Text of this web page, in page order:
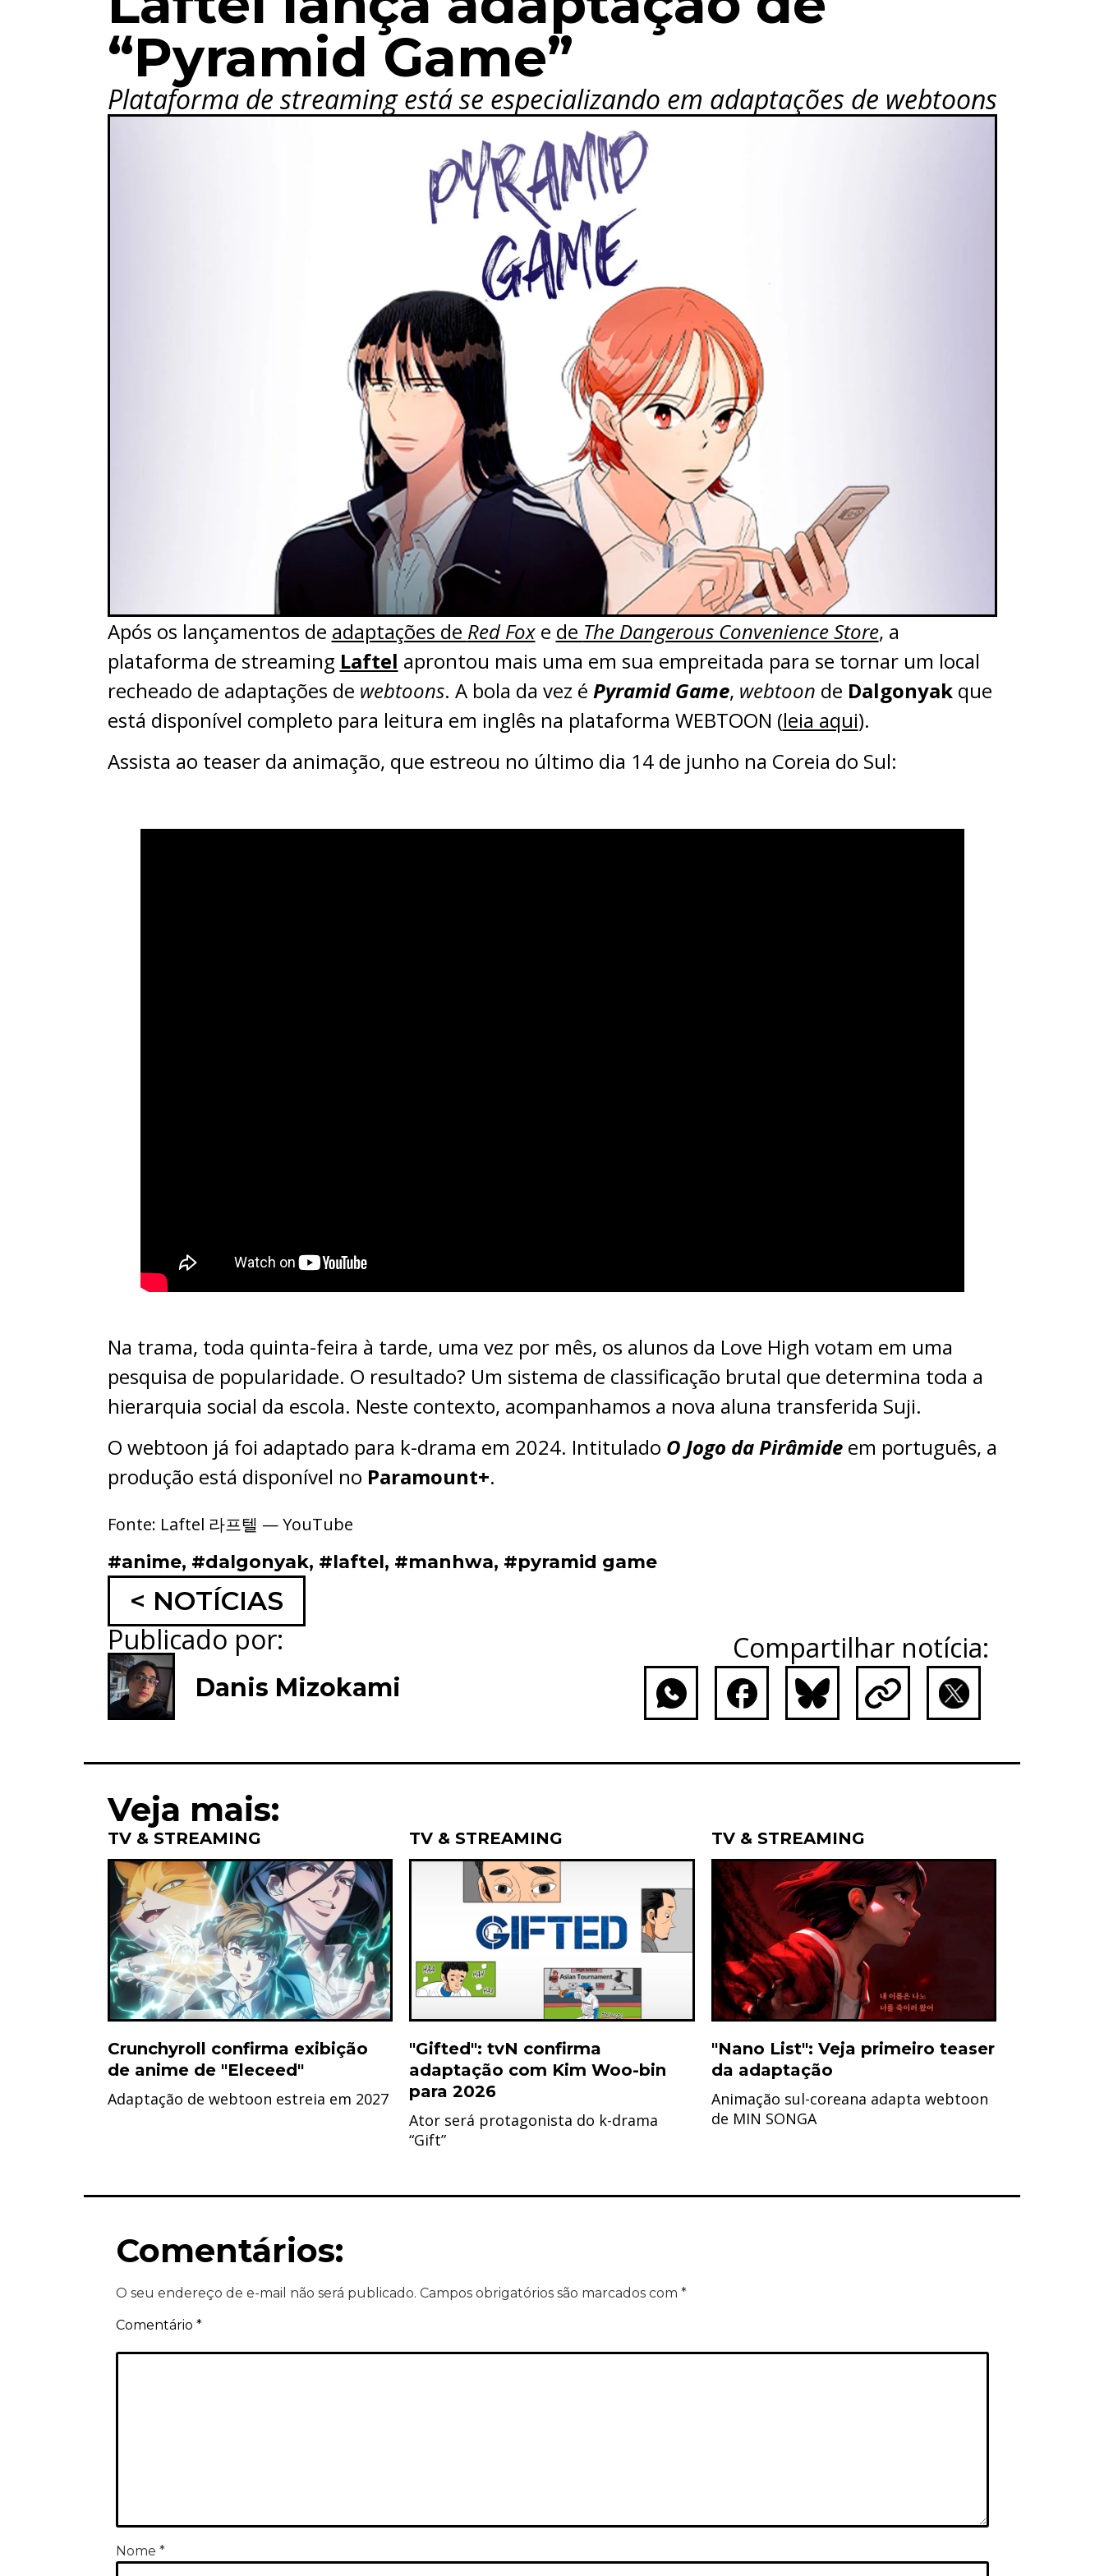
“Pyramid Game”
Plataforma de streaming está se especializando em adaptações de webtoons
Após os lançamentos de adaptações de Red Foxe de The Dangerous Convenience Store, a
plataforma de streaming Laftel aprontou mais uma em sua empreitada para se tornar um local
recheado de adaptações de webtoons. A bola da vez é Pyramid Game, webtoon de Dalgonyakque
está disponível completo para leitura em inglês na plataforma WEBTOON (leia aqui).
Assista ao teaser da animação, que estreou no último dia 14 de junho na Coreia do Sul:
Na trama, toda quinta-feira à tarde, uma vez por mês, os alunos da Love High votam em uma
pesquisa de popularidade. O resultado? Um sistema de classificação brutal que determina toda a
hierarquia social da escola. Neste contexto, acompanhamos a nova aluna transferida Suji.
O webtoon já foi adaptado para k-drama em 2024. Intitulado O Jogo da Pirâmideem português, a
produção está disponível no Paramount+.
Fonte: Laftel 라프텔 — YouTube
#anime, #dalgonyak, #laftel, #manhwa, #pyramid game
< NOTÍCIAS
Publicado por:
Danis Mizokami
Compartilhar notícia:
Veja mais:
TV & STREAMING
Crunchyroll confirma exibição
de anime de "Eleceed"
Adaptação de webtoon estreia em 2027
TV & STREAMING
"Gifted": tvN confirma
adaptação com Kim Woo-bin
para 2026
Ator será protagonista do k-drama
“Gift”
TV & STREAMING
"Nano List": Veja primeiro teaser
da adaptação
Animação sul-coreana adapta webtoon
de MIN SONGA
Comentários:
O seu endereço de e-mail não será publicado. Campos obrigatórios são marcados com *
Comentário *
Nome *